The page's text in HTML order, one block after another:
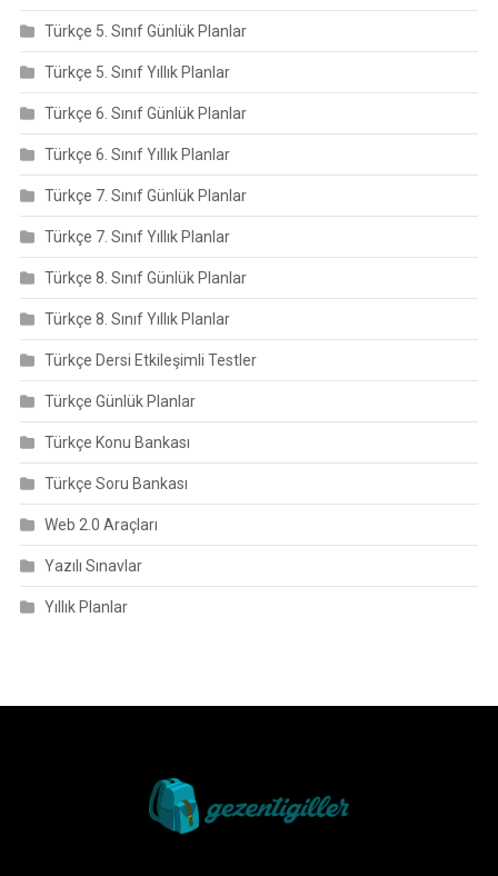
Türkçe 5. Sınıf Günlük Planlar
Türkçe 5. Sınıf Yıllık Planlar
Türkçe 6. Sınıf Günlük Planlar
Türkçe 6. Sınıf Yıllık Planlar
Türkçe 7. Sınıf Günlük Planlar
Türkçe 7. Sınıf Yıllık Planlar
Türkçe 8. Sınıf Günlük Planlar
Türkçe 8. Sınıf Yıllık Planlar
Türkçe Dersi Etkileşimli Testler
Türkçe Günlük Planlar
Türkçe Konu Bankası
Türkçe Soru Bankası
Web 2.0 Araçları
Yazılı Sınavlar
Yıllık Planlar